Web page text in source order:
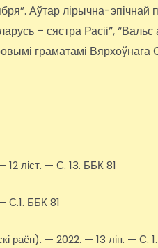
Аўтар лірычна-
– сястра Расіі”,
граматамі
ліст. — С. 13. ББК 81
С.1. ББК 81
раён). — 2022. — 13 ліп. — С.